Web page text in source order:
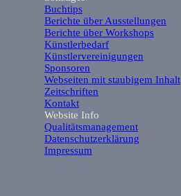
Buchtips
Berichte über Ausstellungen
Berichte über Workshops
Künstlerbedarf
Künstlervereinigungen
Sponsoren
Webseiten mit staubigem Inhalt
Zeitschriften
Kontakt
Website Info
Qualitätsmanagement
Datenschutzerklärung
Impressum